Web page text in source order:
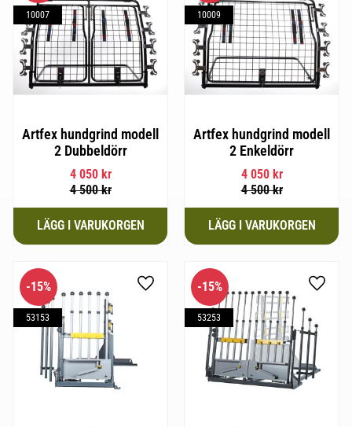
Artfex hundgrind modell
2 Dubbeldörr
4 050kr
4 500kr
10007
Artfex hundgrind modell
2 Enkeldörr
4 050kr
4 500kr
10009
15%
53153
Lägg till i favoriter
15%
53253
Lägg